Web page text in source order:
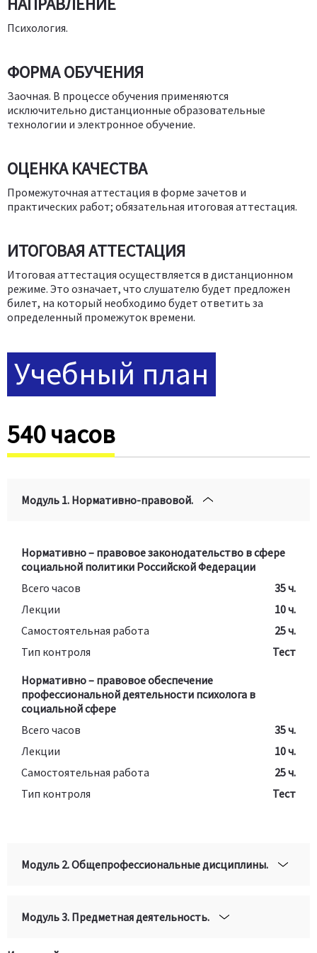
Психология.
ФОРМА ОБУЧЕНИЯ
Заочная. В процессе обучения применяются
исключительно дистанционные образовательные
технологии и электронное обучение.
ОЦЕНКА КАЧЕСТВА
Промежуточная аттестация в форме зачетов и
практических работ; обязательная итоговая аттестация.
ИТОГОВАЯ АТТЕСТАЦИЯ
Итоговая аттестация осуществляется в дистанционном
режиме. Это означает, что слушателю будет предложен
билет, на который необходимо будет ответить за
определенный промежуток времени.
Учебный план
540 часов
Модуль 1. Нормативно-правовой.
Нормативно – правовое законодательство в сфере
социальной политики Российской Федерации
Всего часов
35 ч.
Лекции
10 ч.
Самостоятельная работа
25 ч.
Тип контроля
Тест
Нормативно – правовое обеспечение
профессиональной деятельности психолога в
социальной сфере
Всего часов
35 ч.
Лекции
10 ч.
Самостоятельная работа
25 ч.
Тип контроля
Тест
Модуль 2. Общепрофессиональные дисциплины.
Модуль 3. Предметная деятельность.